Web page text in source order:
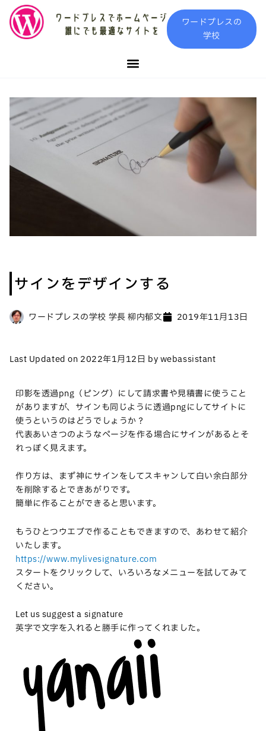
ワードプレスの
学校
サインをデザインする
ワードプレスの学校 学長 柳内郁文 2019年11月13日
Last Updated on 2022年1月12日 by webassistant
印影を透過png（ピング）にして請求書や見積書に使うこと
がありますが、サインも同じように透過pngにしてサイトに
使うというのはどうでしょうか？
代表あいさつのようなページを作る場合にサインがあるとそ
れっぽく見えます。
作り方は、まず神にサインをしてスキャンして白い余白部分
を削除するとできあがりです。
簡単に作ることができると思います。
もうひとつウエブで作ることもできますので、あわせて紹介
いたします。
https://www.mylivesignature.com
スタートをクリックして、いろいろなメニューを試してみて
ください。
Let us suggest a signature
英字で文字を入れると勝手に作ってくれました。